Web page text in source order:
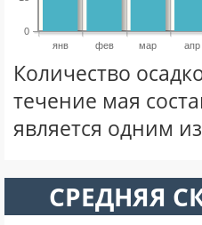
янв фев мар апр
0
Количество
течение мая
является одним
СРЕДНЯЯ